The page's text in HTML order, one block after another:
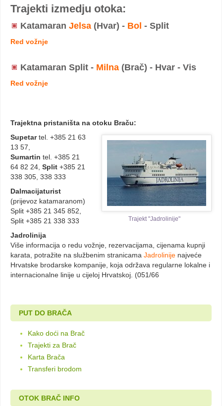
Trajekti izmedju otoka:
Katamaran Jelsa (Hvar) - Bol - Split
Red vožnje
Katamaran Split - Milna (Brač) - Hvar - Vis
Red vožnje
Trajektna pristaništa na otoku Braču:
Trajekt "Jadrolinije"
Supetar tel. +385 21 63
13 57,
Sumartin tel. +385 21
64 82 24, Split +385 21
338 305, 338 333
Dalmacijaturist
(prijevoz katamaranom)
Split +385 21 345 852,
Split +385 21 338 333
Jadrolinija
Više informacija o redu vožnje, rezervacijama, cijenama kupnji
karata, potražite na službenim stranicama Jadrolinije najveće
Hrvatske brodarske kompanije, koja održava regularne lokalne i
internacionalne linije u cijeloj Hrvatskoj. (051/66
PUT DO BRAČA
Kako doći na Brač
Trajekti za Brač
Karta Brača
Transferi brodom
OTOK BRAČ INFO